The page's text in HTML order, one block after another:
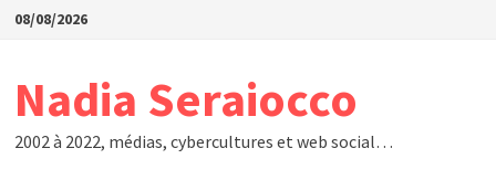
Passer
08/08/2026
Nadia Seraiocco
2002 à 2022, médias, cybercultures et web social…